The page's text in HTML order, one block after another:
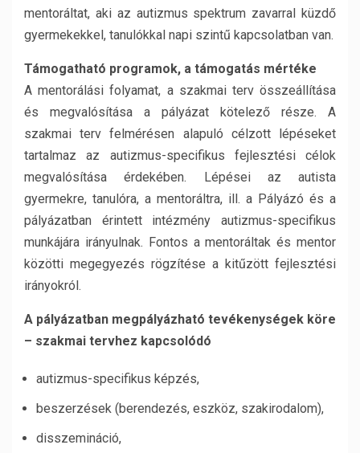
mentoráltat, aki az autizmus spektrum zavarral küzdő
gyermekekkel, tanulókkal napi szintű kapcsolatban van.
Támogatható programok, a támogatás mértéke
A mentorálási folyamat, a szakmai terv összeállítása
és megvalósítása a pályázat kötelező része. A
szakmai terv felmérésen alapuló célzott lépéseket
tartalmaz az autizmus-specifikus fejlesztési célok
megvalósítása érdekében. Lépései az autista
gyermekre, tanulóra, a mentoráltra, ill. a Pályázó és a
pályázatban érintett intézmény autizmus-specifikus
munkájára irányulnak. Fontos a mentoráltak és mentor
közötti megegyezés rögzítése a kitűzött fejlesztési
irányokról.
A pályázatban megpályázható tevékenységek köre
– szakmai tervhez kapcsolódó
autizmus-specifikus képzés,
beszerzések (berendezés, eszköz, szakirodalom),
disszemináció,